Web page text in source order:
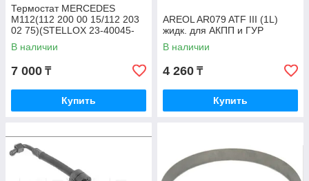
Термостат MERCEDES
M112(112 200 00 15/112 203
02 75)(STELLOX 23-40045-
SX)
В наличии
7 000 ₸
Купить
AREOL AR079 ATF III (1L)
жидк. для АКПП и ГУР
В наличии
4 260 ₸
Купить